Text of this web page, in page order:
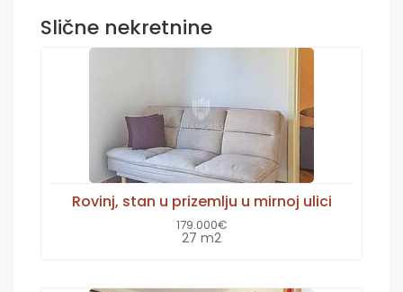
Slične nekretnine
Rovinj, stan u prizemlju u mirnoj ulici
179.000€
27 m2